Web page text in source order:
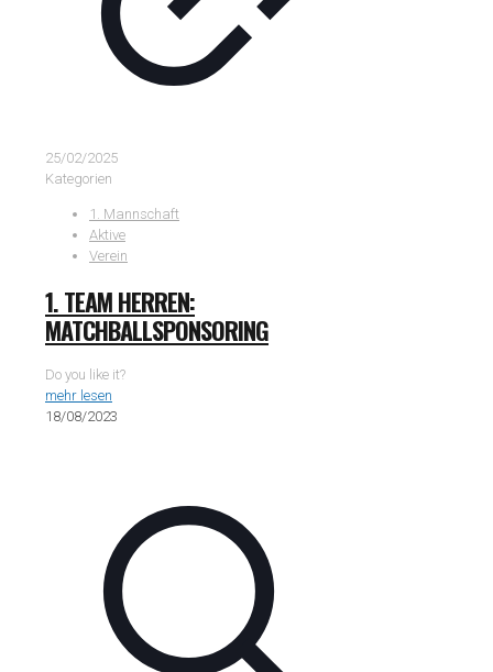
25/02/2025
Kategorien
1. Mannschaft
Aktive
Verein
1. TEAM HERREN:
MATCHBALLSPONSORING
Do you like it?
mehr lesen
18/08/2023